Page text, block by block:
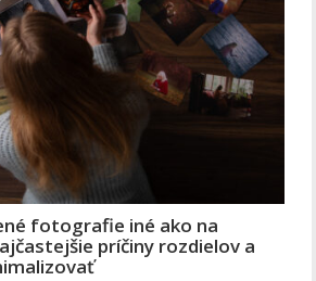
fotografie iné ako na
príčiny rozdielov a